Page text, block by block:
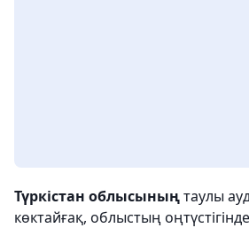
Түркістан облысыныңтаулы
көктайғақ, облыстың